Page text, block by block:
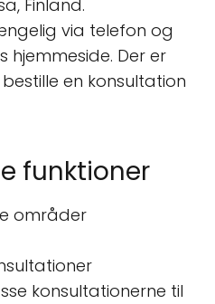
Finland.
via telefon og
hjemmeside. Der er
en konsultation
funktioner
områder
konsultationerne til